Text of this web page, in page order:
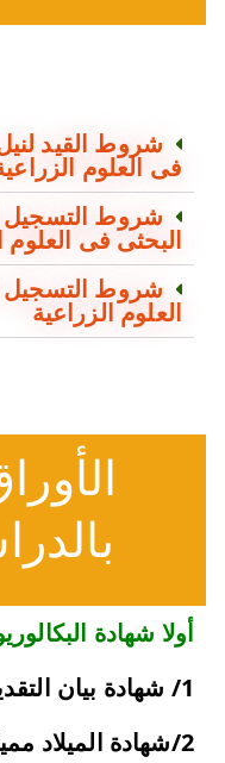
شروط القيد
فى العلوم
شروط التسجيل
البحثى فى العلوم
شروط التسجيل
العلوم الزراعية
أولا شهادة
1/ شهادة بيان التقديرات للأربع سنوات .
2/شهادة الميلاد مميكنة ( كمبيوتر ) .